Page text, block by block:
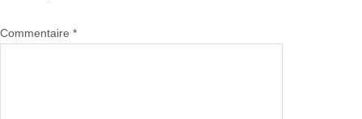
Commentaire *